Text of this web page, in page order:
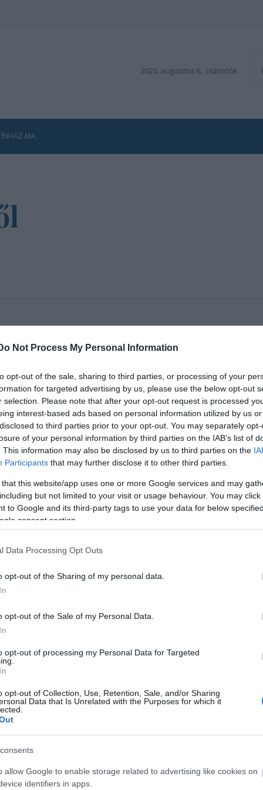
Not Process My Personal Information
opt-out of the sale, sharing to third parties, or processing of your
for targeted advertising by us, please use the below opt-out
selection. Please note that after your opt-out request is processed
interest-based ads based on personal information utilized by us
to third parties prior to your opt-out. You may separately
of your personal information by third parties on the IAB’s list of
This information may also be disclosed by us to third parties on the
Participants that may further disclose it to other third parties.
that this website/app uses one or more Google services and may
but not limited to your visit or usage behaviour. You may
to Google and its third-party tags to use your data for below
consent section.
Data Processing Opt Outs
opt-out of the Sharing of my personal data.
opt-out of the Sale of my Personal Data.
opt-out of processing my Personal Data for Targeted
opt-out of Collection, Use, Retention, Sale, and/or Sharing
Data that Is Unrelated with the Purposes for which it
allow Google to enable storage related to advertising like cookies on
identifiers in apps.
2026. augusztus 6., csütörtök
MA
és zenészbarátaival. Hajdu István estjén egy
dalokkal kísérve, ami valóban rólunk, XXI.
A FALVÉDŐRŐL
rock ’n’ roll -
Előadják:
(ének, gitár)
Jusztin(bass)
Gábor(ritmus)
(Pub), 2007. március 10. 18.30
március 22. és április 19.
arra a sorsra jut, hogy élete további részét egy
a kivezető utat a szabadsághoz.
nyelvén sok szeretettel. Olyan műfaj ez, ahol a